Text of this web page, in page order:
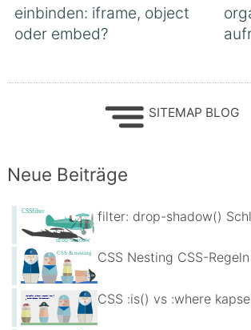
einbinden: iframe, object
oder embed?
SITEMAP BLOG
Neue Beiträge
filter: drop-shadow()
CSS Nesting CSS-
CSS :is() vs :where